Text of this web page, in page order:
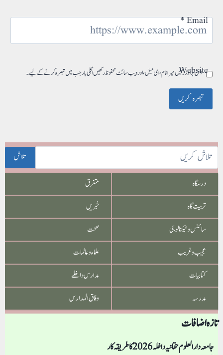
Email
*
Website
اس براؤزر میں میرا نام، ای میل، اور ویب سائٹ محفوظ رکھیں اگلی بار جب میں تبصرہ کرنے کےلیے۔
تلاش
درسگاہ
متفرق
تربیت گاہ
خبریں
سائنس و ٹیکنالوجی
صحت
عجیب و غریب
علماء و عالمات
کتابیات
مدارس داخلے
مدرسہ
وفاق المدارس
تازہ اضافات
جامعہ دار العلوم حقانیہ داخلہ 2026 کا طریقہ کار